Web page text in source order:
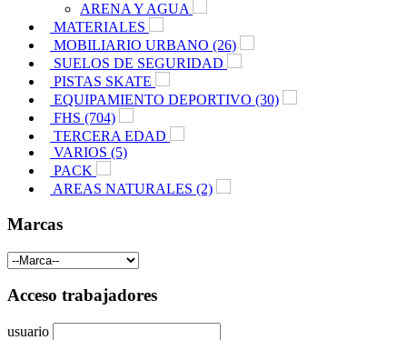
ARENA Y AGUA
MATERIALES
MOBILIARIO URBANO (26)
SUELOS DE SEGURIDAD
PISTAS SKATE
EQUIPAMIENTO DEPORTIVO (30)
FHS (704)
TERCERA EDAD
VARIOS (5)
PACK
AREAS NATURALES (2)
Marcas
Acceso trabajadores
usuario